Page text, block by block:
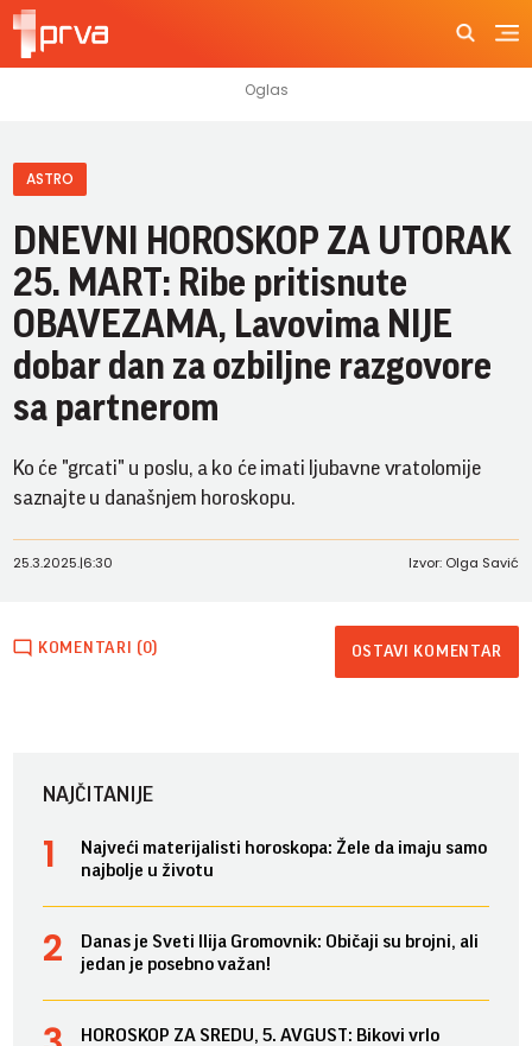
ASTRO
DNEVNI HOROSKOP ZA UTORAK
25. MART: Ribe pritisnute
OBAVEZAMA, Lavovima NIJE
dobar dan za ozbiljne razgovore
sa partnerom
Ko će "grcati" u poslu, a ko će imati ljubavne vratolomije
saznajte u današnjem horoskopu.
25.3.2025.|6:30 Izvor: Olga Savić
KOMENTARI (0) OSTAVI KOMENTAR
NAJČITANIJE
Najveći materijalisti horoskopa: Žele da imaju samo
najbolje u životu
Danas je Sveti Ilija Gromovnik: Običaji su brojni, ali
jedan je posebno važan!
HOROSKOP ZA SREDU, 5. AVGUST: Bikovi vrlo